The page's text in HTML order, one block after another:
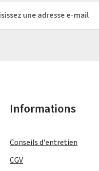
Informations
Conseils d'entretien
CGV